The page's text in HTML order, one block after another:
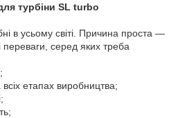
турбіни SL turbo
в усьому світі. Причина проста —
серед яких треба
етапах виробництва;